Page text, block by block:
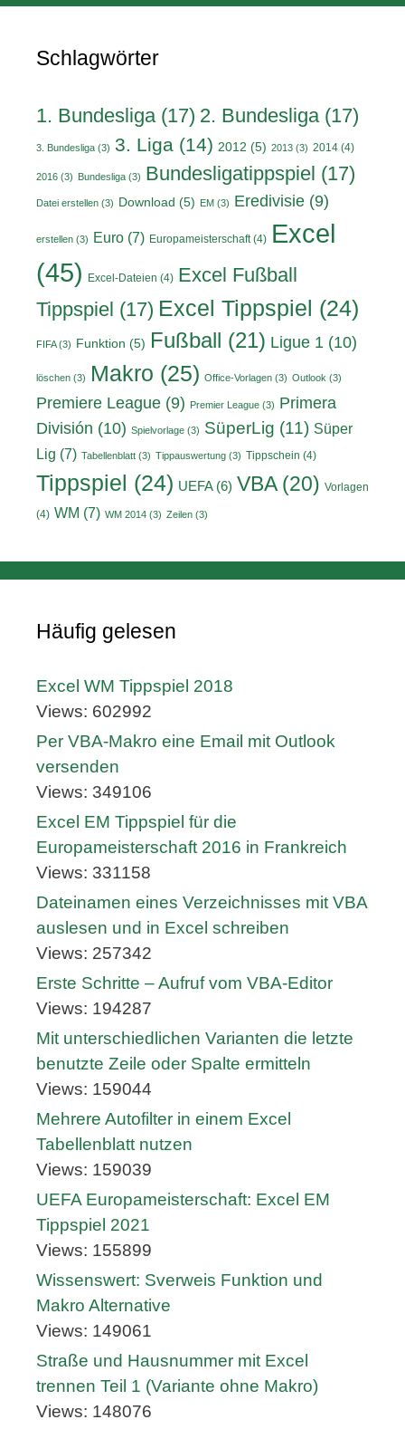
Schlagwörter
1. Bundesliga (17) 2. Bundesliga (17)
3. Bundesliga (3) 3. Liga (14) 2012 (5) 2013 (3) 2014 (4)
2016 (3) Bundesliga (3) Bundesligatippspiel (17)
Datei erstellen (3) Download (5) EM (3) Eredivisie (9)
erstellen (3) Euro (7) Europameisterschaft(4) Excel
(45) Excel-Dateien (4) Excel Fußball
Tippspiel (17) Excel Tippspiel (24)
FIFA(3) Funktion (5) Fußball (21) Ligue 1 (10)
löschen (3) Makro (25) Office-Vorlagen (3) Outlook (3)
Premiere League (9) Premier League (3) Primera
División (10) Spielvorlage (3) SüperLig (11) Süper
Lig (7) Tabellenblatt (3) Tippauswertung (3) Tippschein (4)
Tippspiel (24) UEFA(6) VBA(20) Vorlagen
(4) WM (7) WM 2014 (3) Zeilen (3)
Häufig gelesen
Excel WM Tippspiel 2018
Views: 602992
Per VBA-Makro eine Email mit Outlook
versenden
Views: 349106
Excel EM Tippspiel für die
Europameisterschaft 2016 in Frankreich
Views: 331158
Dateinamen eines Verzeichnisses mit VBA
auslesen und in Excel schreiben
Views: 257342
Erste Schritte – Aufruf vom VBA-Editor
Views: 194287
Mit unterschiedlichen Varianten die letzte
benutzte Zeile oder Spalte ermitteln
Views: 159044
Mehrere Autofilter in einem Excel
Tabellenblatt nutzen
Views: 159039
UEFA Europameisterschaft: Excel EM
Tippspiel 2021
Views: 155899
Wissenswert: Sverweis Funktion und
Makro Alternative
Views: 149061
Straße und Hausnummer mit Excel
trennen Teil 1 (Variante ohne Makro)
Views: 148076